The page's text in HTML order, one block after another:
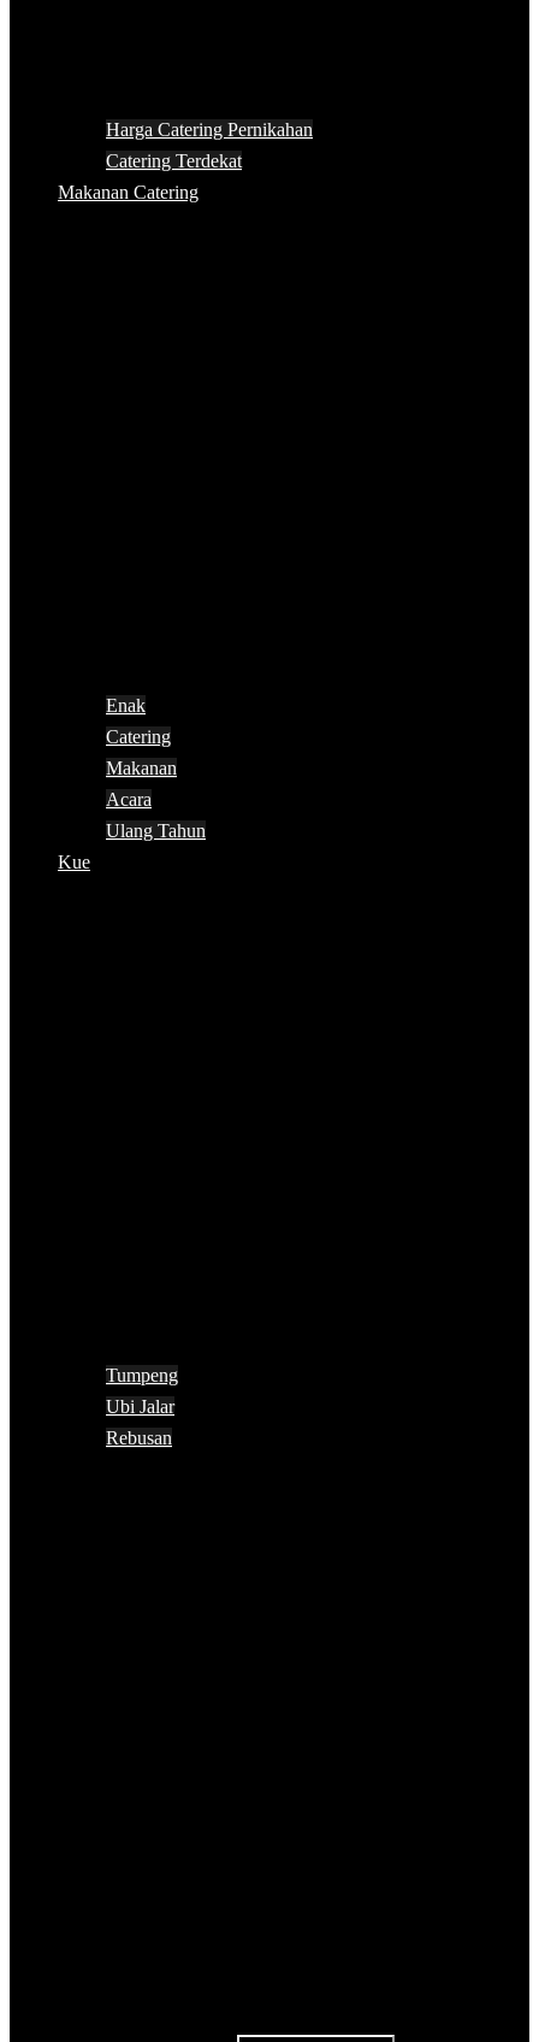
Harga Catering Pernikahan
Catering Terdekat
Makanan Catering
Enak
Catering
Makanan
Acara
Ulang Tahun
Kue
Tumpeng
Ubi Jalar
Rebusan